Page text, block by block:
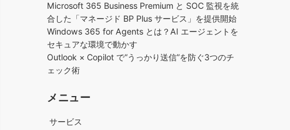
Microsoft 365 Business Premium と SOC 監視を統
合した「マネージド BP Plus サービス」を提供開始
Windows 365 for Agents とは？AI エージェントを
セキュアな環境で動かす
Outlook × Copilot で“うっかり送信”を防ぐ3つのチ
ェック術​
メニュー
サービス